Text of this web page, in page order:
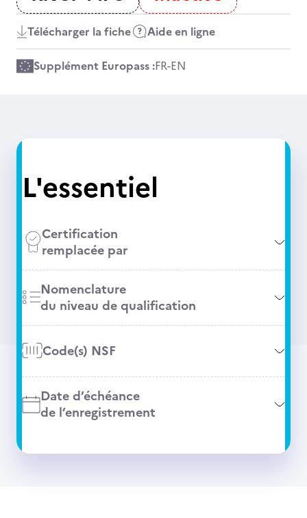
Télécharger la fiche Aide en ligne
Supplément Europass :FR-EN
L'essentiel
Certification
remplacée par
Nomenclature
du niveau de qualification
Code(s) NSF
Date d’échéance
de l’enregistrement